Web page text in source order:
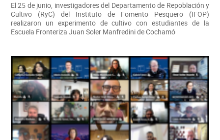
El 25 de junio, investigadores del Departamento de Repoblación y
Cultivo (RyC) del Instituto de Fomento Pesquero (IFOP)
realizaron un experimento de cultivo con estudiantes de la
Escuela Fronteriza Juan Soler Manfredini de Cochamó